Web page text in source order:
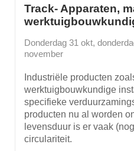
Track- Apparaten,
Donderdag 31 okt,
november
Industriële producten
werktuigbouwkundige
specifieke
producten nu al worden
levensduur is er vaak
circulariteit.